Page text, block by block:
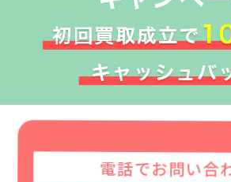
電話でお問い合